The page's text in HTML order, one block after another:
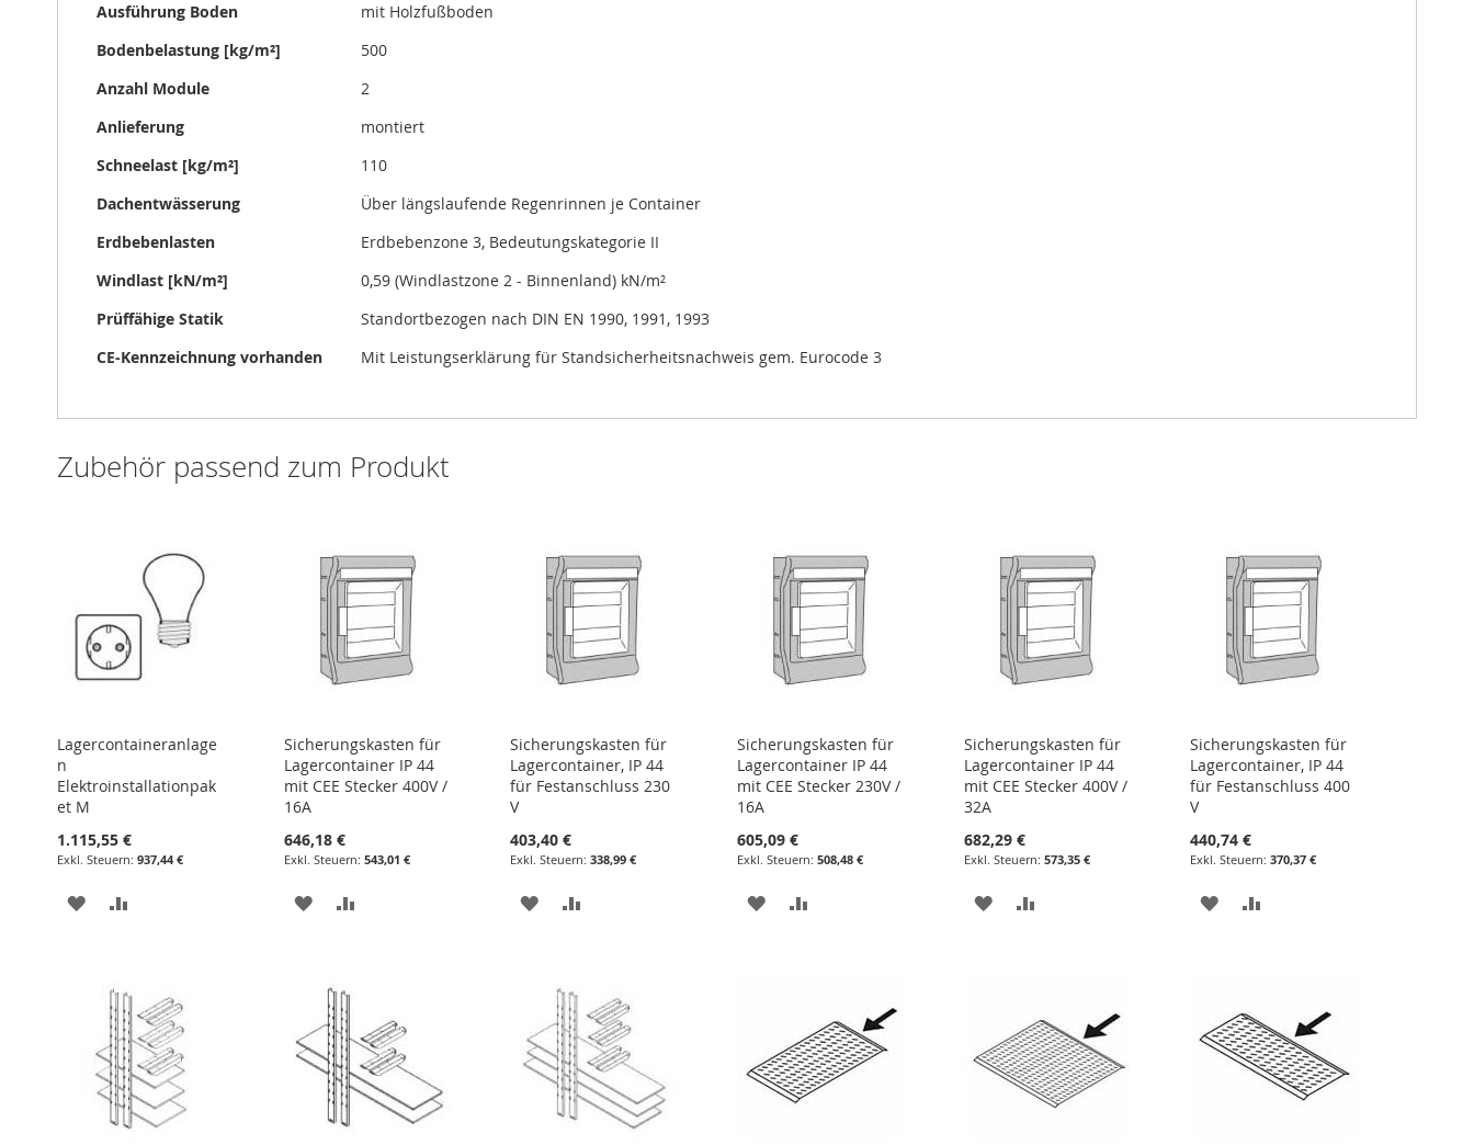
Ausführung Boden
mit Holzfußboden
Bodenbelastung [kg/m²]
500
Anzahl Module
2
Anlieferung
montiert
Schneelast [kg/m²]
110
Dachentwässerung
Über längslaufende Regenrinnen je Container
Erdbebenlasten
Erdbebenzone 3, Bedeutungskategorie II
Windlast [kN/m²]
0,59 (Windlastzone 2 - Binnenland) kN/m²
Prüffähige Statik
Standortbezogen nach DIN EN 1990, 1991, 1993
CE-Kennzeichnung vorhanden
Mit Leistungserklärung für Standsicherheitsnachweis gem. Eurocode 3
Zubehör passend zum Produkt
Lagercontaineranlage
n
Elektroinstallationpak
et M
1.115,55 €
937,44 €
ZUR
Sicherungskasten für
Lagercontainer IP 44
mit CEE Stecker 400V /
16A
646,18 €
543,01 €
ZUR
Sicherungskasten für
Lagercontainer, IP 44
für Festanschluss 230
V
403,40 €
338,99 €
ZUR
Sicherungskasten für
Lagercontainer IP 44
mit CEE Stecker 230V /
16A
605,09 €
508,48 €
ZUR
Sicherungskasten für
Lagercontainer IP 44
mit CEE Stecker 400V /
32A
682,29 €
573,35 €
ZUR
Sicherungskasten für
Lagercontainer, IP 44
für Festanschluss 400
V
440,74 €
370,37 €
ZUR